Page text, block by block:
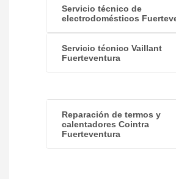
Servicio técnico de
electrodomésticos
Servicio técnico Vaillant
Fuerteventura
Reparación de termos y
calentadores Cointra
Fuerteventura